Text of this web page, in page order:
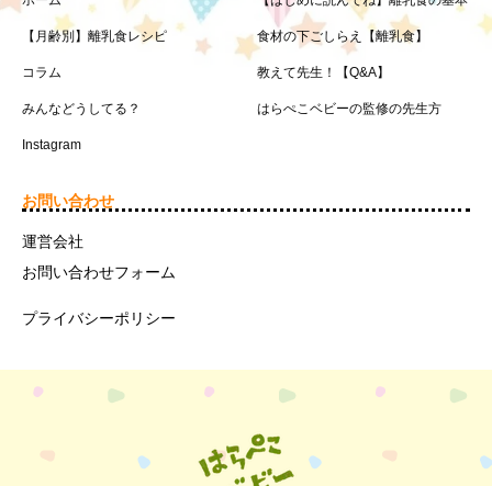
【月齢別】離乳食レシピ 食材の下ごしらえ【離乳食】
コラム 教えて先生！【Q&A】
みんなどうしてる？ はらぺこベビーの監修の先生方
Instagram
お問い合わせ
運営会社
お問い合わせフォーム
プライバシーポリシー